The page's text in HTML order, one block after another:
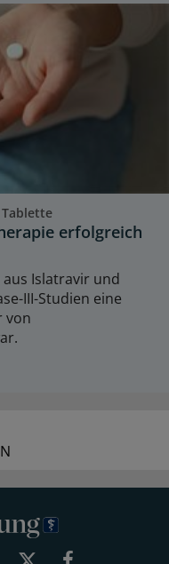
erfolgreich
Islatravir und
III-Studien eine
von